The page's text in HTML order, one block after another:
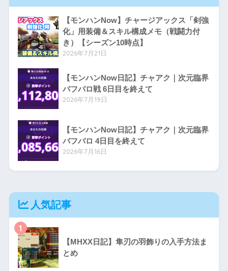
【モンハンNow】チャージアックス「剣強
化」用装備＆スキル構成メモ（戦闘力付
き）【シーズン10時点】
2026年7月21日
【モンハンNow日記】チャアク｜次元臨界
バフバロ戦 6日目を終えて
2026年7月19日
【モンハンNow日記】チャアク｜次元臨界
バフバロ 4日目を終えて
2026年7月16日
人気記事
1
【MHXX日記】隼刃の羽飾りの入手方法ま
とめ